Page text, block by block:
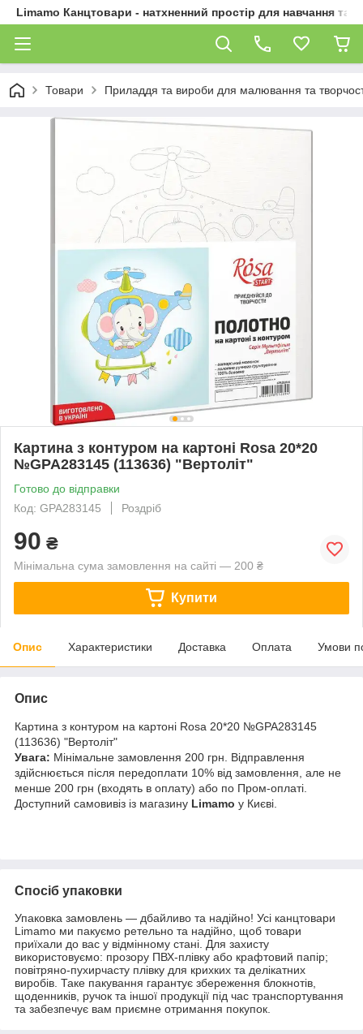
Limamo Канцтовари - натхненний простір для навчання та
Товари Приладдя та вироби для малювання та
Картина з контуром на картоні Rosa 20*20
№GPA283145 (113636) "Вертоліт"
Готово до відправки
Код: GPA283145
Роздріб
90 ₴
Мінімальна сума замовлення на сайті — 200 ₴
Купити
Опис Характеристики Доставка Оплата Умови
Опис
Картина з контуром на картоні Rosa 20*20 №GPA283145
(113636) "Вертоліт"
Увага: Мінімальне замовлення 200 грн. Відправлення
здійснюється після передоплати 10% від замовлення, але не
менше 200 грн (входять в оплату) або по Пром-оплаті.
Доступний самовивіз із магазину Limamo у Києві.
Спосіб упаковки
Упаковка замовлень — дбайливо та надійно! Усі канцтовари
Limamo ми пакуємо ретельно та надійно, щоб товари
приїхали до вас у відмінному стані. Для захисту
використовуємо: прозору ПВХ-плівку або крафтовий папір;
повітряно-пухирчасту плівку для крихких та делікатних
виробів. Таке пакування гарантує збереження блокнотів,
щоденників, ручок та іншої продукції під час транспортування
та забезпечує вам приємне отримання покупок.